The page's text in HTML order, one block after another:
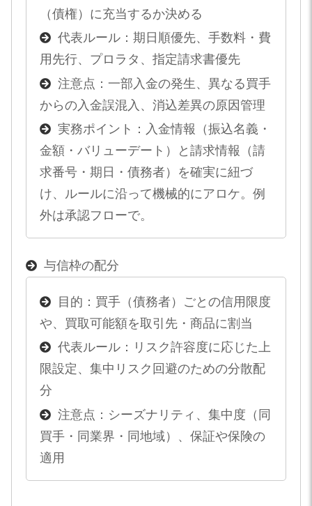
（債権）に充当するか決める
代表ルール：期日順優先、手数料・費
用先行、プロラタ、指定請求書優先
注意点：一部入金の発生、異なる買手
からの入金誤混入、消込差異の原因管理
実務ポイント：入金情報（振込名義・
金額・バリューデート）と請求情報（請
求番号・期日・債務者）を確実に紐づ
け、ルールに沿って機械的にアロケ。例
外は承認フローで。
与信枠の配分
目的：買手（債務者）ごとの信用限度
や、買取可能額を取引先・商品に割当
代表ルール：リスク許容度に応じた上
限設定、集中リスク回避のための分散配
分
注意点：シーズナリティ、集中度（同
買手・同業界・同地域）、保証や保険の
適用